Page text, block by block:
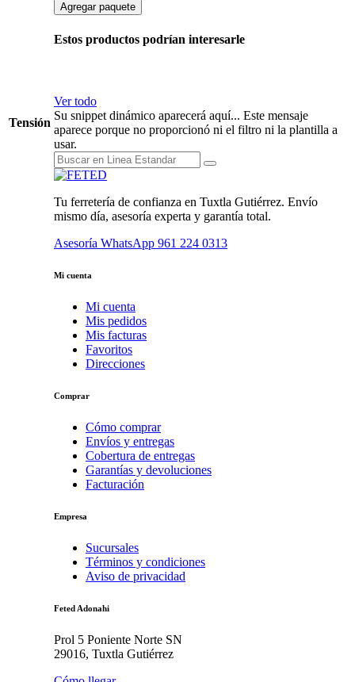
Tensión
Agregar paquete
Estos productos podrían interesarle
Ver todo
Su snippet dinámico aparecerá aquí... Este mensaje
aparece porque no proporcionó ni el filtro ni la plantilla a
usar.
Tu ferretería de confianza en Tuxtla Gutiérrez. Envío
mismo día, asesoría experta y garantía total.
Asesoría WhatsApp 961 224 0313
Mi cuenta
Mi cuenta
Mis pedidos
Mis facturas
Favoritos
Direcciones
Comprar
Cómo comprar
Envíos y entregas
Cobertura de entregas
Garantías y devoluciones
Facturación
Empresa
Sucursales
Términos y condiciones
Aviso de privacidad
Feted Adonahi
Prol 5 Poniente Norte SN
29016, Tuxtla Gutiérrez